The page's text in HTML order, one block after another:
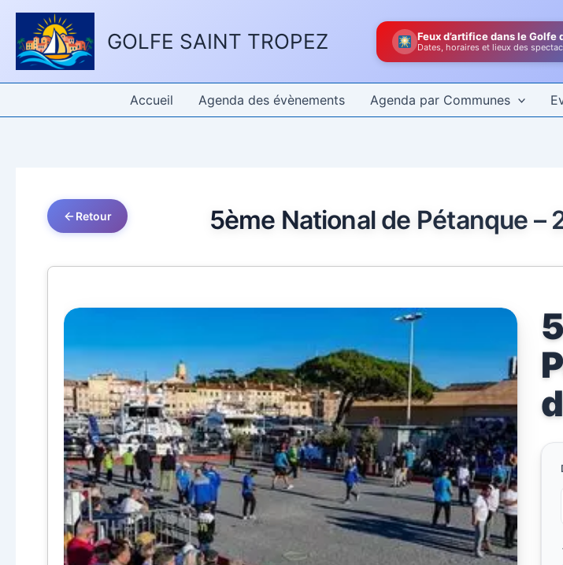
Panneau de gestion des cookies
Aller
contenu
GOLFE SAINT TROPEZ Feux d’artifice dans le Golfe
Dates, horaires et lieux des
Accueil Agenda des évènements Agenda par Communes
Retour 5ème National de Pétanque –